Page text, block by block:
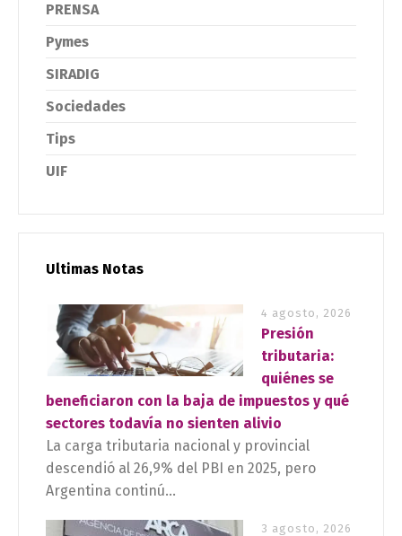
PRENSA
Pymes
SIRADIG
Sociedades
Tips
UIF
Ultimas Notas
4 agosto, 2026
Presión
tributaria:
quiénes se
beneficiaron con la baja de impuestos y qué
sectores todavía no sienten alivio
La carga tributaria nacional y provincial
descendió al 26,9% del PBI en 2025, pero
Argentina continú...
3 agosto, 2026